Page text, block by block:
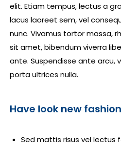
elit. Etiam tempus, lectus a
lacus laoreet sem, vel
nunc. Vivamus tortor massa,
sit amet, bibendum viverra
ante. Suspendisse ante arcu,
porta ultrices nulla.
Have look new
Sed mattis risus vel lectus